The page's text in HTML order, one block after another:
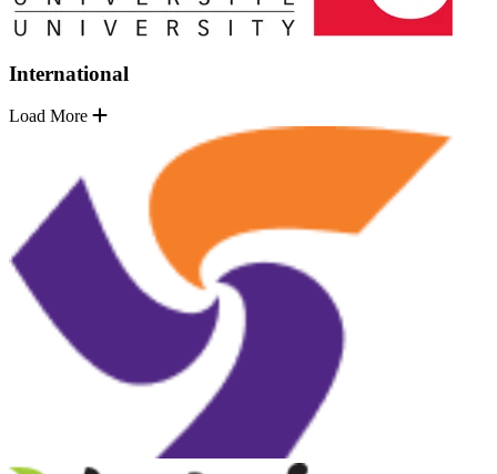
International
Load More